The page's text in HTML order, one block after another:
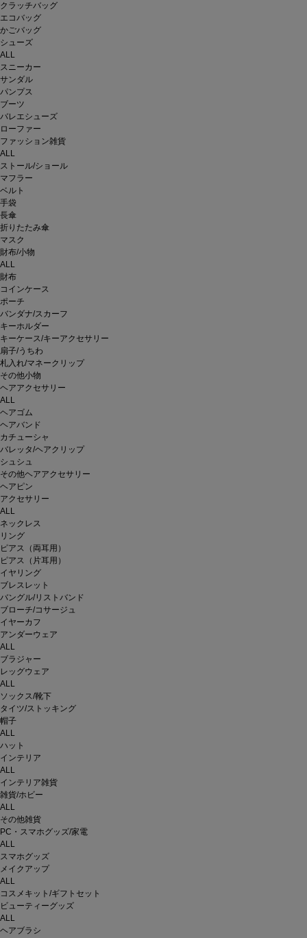
クラッチバッグ
エコバッグ
かごバッグ
シューズ
ALL
スニーカー
サンダル
パンプス
ブーツ
バレエシューズ
ローファー
ファッション雑貨
ALL
ストール/ショール
マフラー
ベルト
手袋
長傘
折りたたみ傘
マスク
財布/小物
ALL
財布
コインケース
ポーチ
バンダナ/スカーフ
キーホルダー
キーケース/キーアクセサリー
扇子/うちわ
札入れ/マネークリップ
その他小物
ヘアアクセサリー
ALL
ヘアゴム
ヘアバンド
カチューシャ
バレッタ/ヘアクリップ
シュシュ
その他ヘアアクセサリー
ヘアピン
アクセサリー
ALL
ネックレス
リング
ピアス（両耳用）
ピアス（片耳用）
イヤリング
ブレスレット
バングル/リストバンド
ブローチ/コサージュ
イヤーカフ
アンダーウェア
ALL
ブラジャー
レッグウェア
ALL
ソックス/靴下
タイツ/ストッキング
帽子
ALL
ハット
インテリア
ALL
インテリア雑貨
雑貨/ホビー
ALL
その他雑貨
PC・スマホグッズ/家電
ALL
スマホグッズ
メイクアップ
ALL
コスメキット/ギフトセット
ビューティーグッズ
ALL
ヘアブラシ